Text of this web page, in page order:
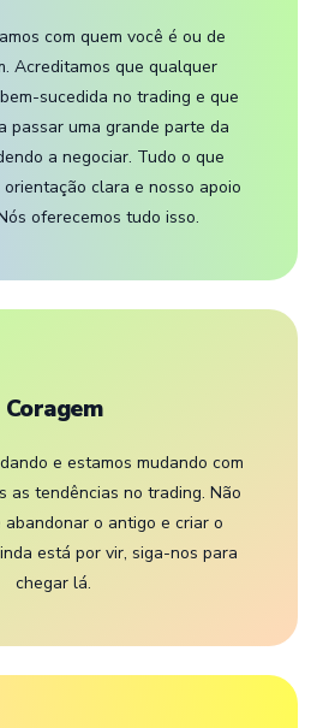
com quem você é ou de
Acreditamos que qualquer
sucedida no trading e que
passar uma grande parte da
a negociar. Tudo o que
clara e nosso apoio
oferecemos tudo isso.
Coragem
e estamos mudando com
as tendências no trading. Não
abandonar o antigo e criar o
está por vir, siga-nos para
chegar lá.